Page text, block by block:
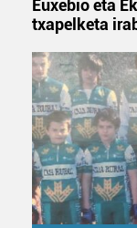
Euxebio eta
txapelketa